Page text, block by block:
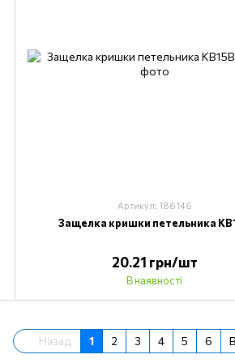
Артикул: 186146
Защелка кришки петельника
20.21 грн/шт
В наявності
Назад 1 2 3 4 5 6